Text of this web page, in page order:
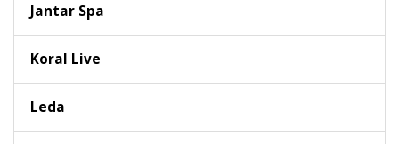
Jantar Spa
Koral Live
Leda